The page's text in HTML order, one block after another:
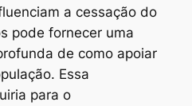
a cessação do
pode fornecer uma
de como apoiar
Essa
para o